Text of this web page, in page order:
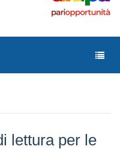
lettura per le